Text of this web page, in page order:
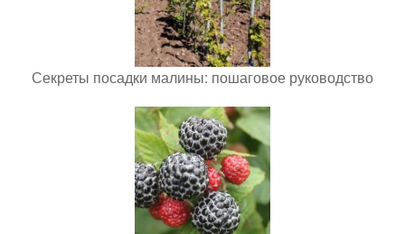
Секреты посадки малины: пошаговое руководство